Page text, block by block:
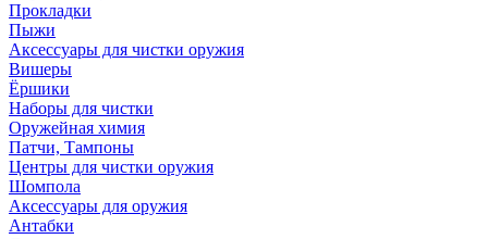
Прокладки
Пыжи
Аксессуары для чистки оружия
Вишеры
Ёршики
Наборы для чистки
Оружейная химия
Патчи, Тампоны
Центры для чистки оружия
Шомпола
Аксессуары для оружия
Антабки